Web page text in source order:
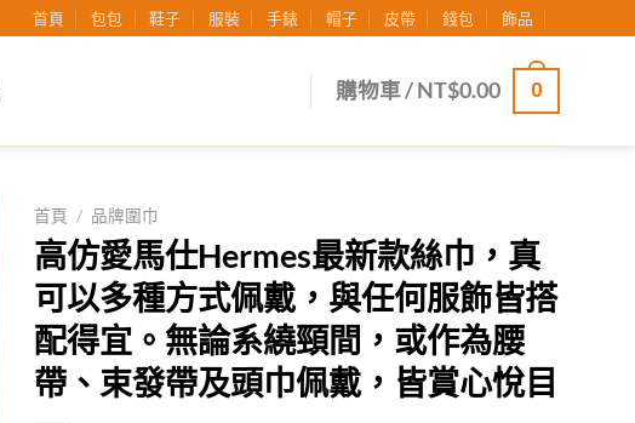
首頁 包包 鞋子 服裝 手錶 帽子 皮帶 錢包 飾品
購物車 /NT$0.00 0
首頁 / 品牌圍巾
高仿愛馬仕Hermes最新款絲巾，真
可以多種方式佩戴，與任何服飾皆搭
配得宜。無論系繞頸間，或作為腰
帶、束發帶及頭巾佩戴，皆賞心悅目